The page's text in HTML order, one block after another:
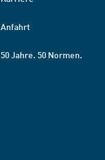
Anfahrt
50 Jahre. 50 Normen.